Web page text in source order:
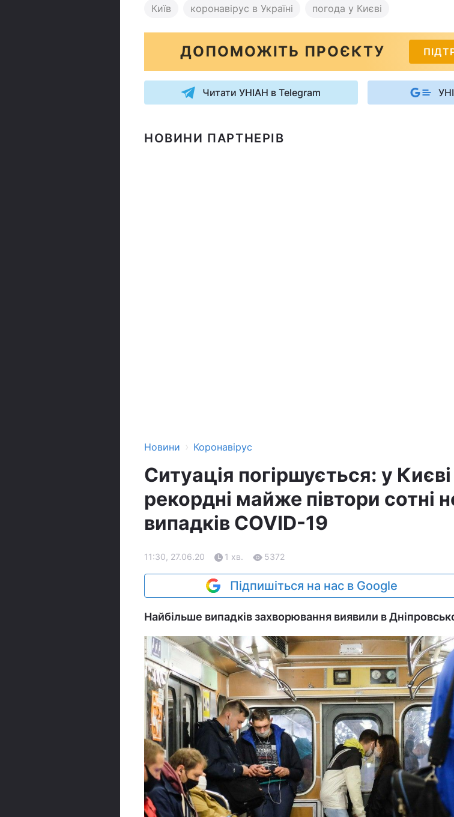
Київ коронавірус в Україні погода у Києві
ДОПОМОЖІТЬ ПРОЄКТУ
Читати УНІАН в Telegram
НОВИНИ ПАРТНЕРІВ
Новини › Коронавірус
Ситуація погіршується: у
рекордні майже півтори сотні
випадків COVID-19
11:30, 27.06.20 1 хв. 5372
Підпишіться на нас в Google
Найбільше випадків захворювання виявили в